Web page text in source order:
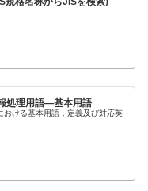
処理用語―基本用語
おける基本用語，定義及び対応英